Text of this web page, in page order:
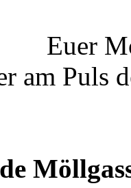
Euer
am Puls